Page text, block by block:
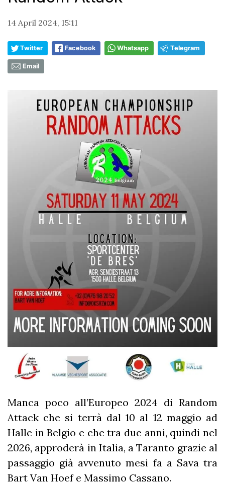
14 April 2024, 15:11
Twitter Facebook Whatsapp Telegram
Email
Manca poco all’Europeo 2024 di Random
Attack che si terrà dal 10 al 12 maggio ad
Halle in Belgio e che tra due anni, quindi nel
2026, approderà in Italia, a Taranto grazie al
passaggio già avvenuto mesi fa a Sava tra
Bart Van Hoef e Massimo Cassano.